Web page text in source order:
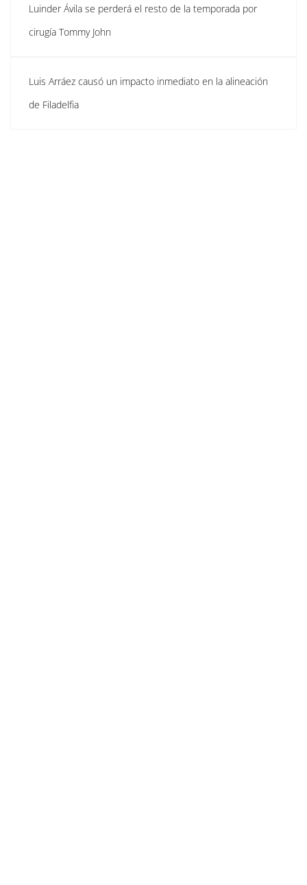
Luinder Ávila se perderá el resto de la temporada por
cirugía Tommy John
Luis Arráez causó un impacto inmediato en la alineación
de Filadelfia